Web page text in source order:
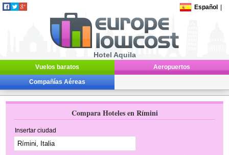
Español
Hotel Aquila
Vuelos baratos Aeropuertos
Compañías Aéreas
Compara Hoteles en Rímini
Insertar ciudad